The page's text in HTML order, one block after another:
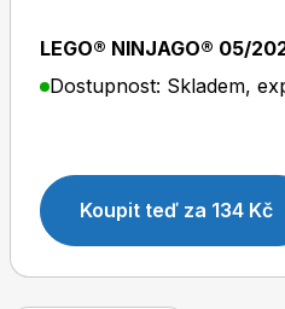
LEGO® NINJAGO® 05/
Dostupnost: Skladem,
Koupit teď za 134 Kč